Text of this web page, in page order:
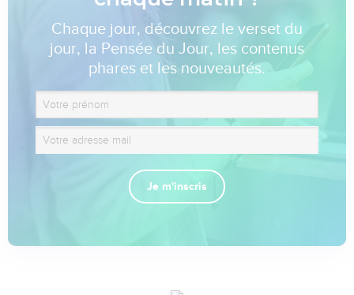
Chaque jour, découvrez le verset du
jour, la Pensée du Jour, les contenus
phares et les nouveautés.
Je m'inscris